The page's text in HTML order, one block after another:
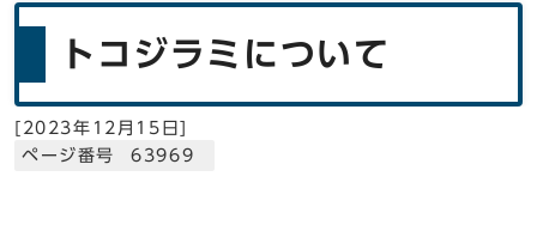
トコジラミについて
[ 2023年12月15日]
ページ番号 63969